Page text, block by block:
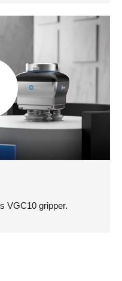
VGC10 gripper.